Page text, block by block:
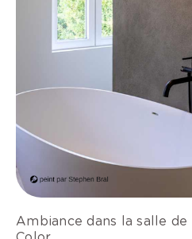
Ambiance dans la salle